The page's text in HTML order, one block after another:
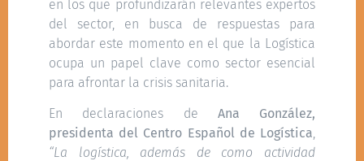
en los que profundizarán relevantes expertos
del sector, en busca de respuestas para
abordar este momento en el que la Logística
ocupa un papel clave como sector esencial
para afrontar la crisis sanitaria.
En declaraciones de Ana González,
presidenta del Centro Español de Logística,
“La logística, además de como actividad